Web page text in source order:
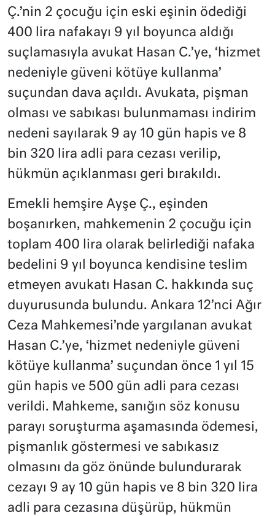
Ç.’nin 2 çocuğu için eski eşinin ödediği
400 lira nafakayı 9 yıl boyunca aldığı
suçlamasıyla avukat Hasan C.’ye, ‘hizmet
nedeniyle güveni kötüye kullanma’
suçundan dava açıldı. Avukata, pişman
olması ve sabıkası bulunmaması indirim
nedeni sayılarak 9 ay 10 gün hapis ve 8
bin 320 lira adli para cezası verilip,
hükmün açıklanması geri bırakıldı.
Emekli hemşire Ayşe Ç., eşinden
boşanırken, mahkemenin 2 çocuğu için
toplam 400 lira olarak belirlediği nafaka
bedelini 9 yıl boyunca kendisine teslim
etmeyen avukatı Hasan C. hakkında suç
duyurusunda bulundu. Ankara 12’nci Ağır
Ceza Mahkemesi’nde yargılanan avukat
Hasan C.’ye, ‘hizmet nedeniyle güveni
kötüye kullanma’ suçundan önce 1 yıl 15
gün hapis ve 500 gün adli para cezası
verildi. Mahkeme, sanığın söz konusu
parayı soruşturma aşamasında ödemesi,
pişmanlık göstermesi ve sabıkasız
olmasını da göz önünde bulundurarak
cezayı 9 ay 10 gün hapis ve 8 bin 320 lira
adli para cezasına düşürüp, hükmün